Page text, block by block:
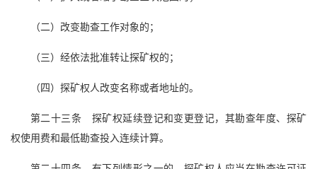
（二）改变勘查工作对象的；
（三）经依法批准转让探矿权的；
（四）探矿权人改变名称或者地址的。
第二十三条 探矿权延续登记和变更登记，其勘查年度、探矿
权使用费和最低勘查投入连续计算。